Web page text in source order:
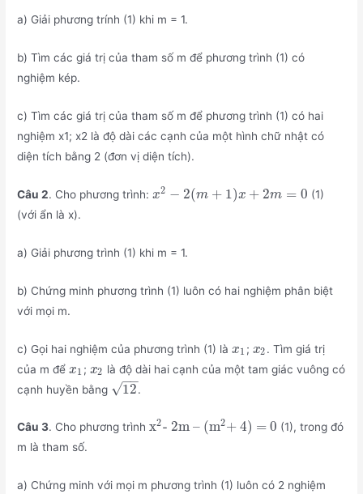
a) Giải phương trính (1) khi m = 1.
b) Tìm các giá trị của tham số m để phương trình (1) có
nghiệm kép.
c) Tìm các giá trị của tham số m để phương trình (1) có hai
nghiệm x1; x2 là độ dài các cạnh của một hình chữ nhật có
diện tích bằng 2 (đơn vị diện tích).
Câu 2. Cho phương trình:x2 − 2(m + 1)x + 2m = 0 (1)
(với ẩn là x).
a) Giải phương trình (1) khi m = 1.
b) Chứng minh phương trình (1) luôn có hai nghiệm phân biệt
với mọi m.
c) Gọi hai nghiệm của phương trình (1) làx1 ; x2 . Tìm giá trị
của m đểx1 ; x2 là độ dài hai cạnh của một tam giác vuông có
cạnh huyền bằng
12
−−
√ .
Câu 3. Cho phương trìnhx2- 2m – (m2+ 4) = 0 (1), trong đó
m là tham số.
a) Chứng minh với mọi m phương trình (1) luôn có 2 nghiệm